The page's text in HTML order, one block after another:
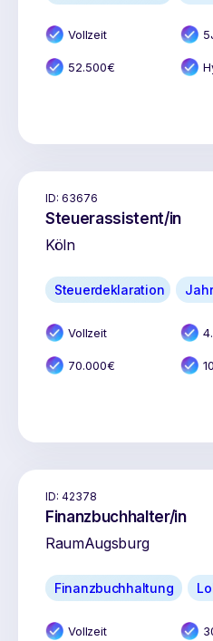
Vollzeit 5
52.500€
ID: 63676
Steuerassistent/in
Köln
Steuerdeklaration
Vollzeit
70.000€
ID: 42378
Finanzbuchhalter/in
RaumAugsburg
Finanzbuchhaltung
Vollzeit